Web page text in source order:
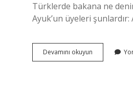
Türklerde bakana ne
Ayuk’un üyeleri şunlardır:
Devamını okuyun
Türklerde